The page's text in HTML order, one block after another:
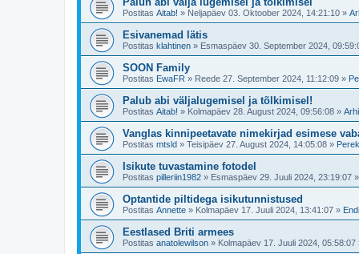
Postitas Aitab! » Neljapäev 03. Oktoober 2024, 14:21:10 »
Esivanemad lätis
Postitas klahtinen » Esmaspäev 30. September 2024,
SOON Family
Postitas EwaFR » Reede 27. September 2024, 11:12:09 »
Palub abi väljalugemisel ja tõlkimisel!
Postitas Aitab! » Kolmapäev 28. August 2024, 09:56:08 »
Vanglas kinnipeetavate nimekirjad esimese
Postitas mtsld » Teisipäev 27. August 2024, 14:05:08 »
Isikute tuvastamine fotodel
Postitas pilleriin1982 » Esmaspäev 29. Juuli 2024, 23:19:07 »
Optantide piltidega isikutunnistused
Postitas Annette » Kolmapäev 17. Juuli 2024, 13:41:07 »
Eestlased Briti armees
Postitas anatolewilson » Kolmapäev 17. Juuli 2024, 05:58:07